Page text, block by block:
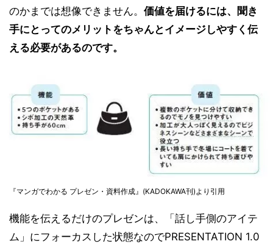
のかまでは想像できません。 価値を届けるには、聞き
手にとってのメリットをちゃんとイメージしやすく伝
える必要があるのです。
『マンガでわかる プレゼン・資料作成』(KADOKAWA刊)より引用
機能を伝えるだけのプレゼンは、「話し手側のアイテ
ム」にフォーカスした状態なのでPRESENTATION 1.0